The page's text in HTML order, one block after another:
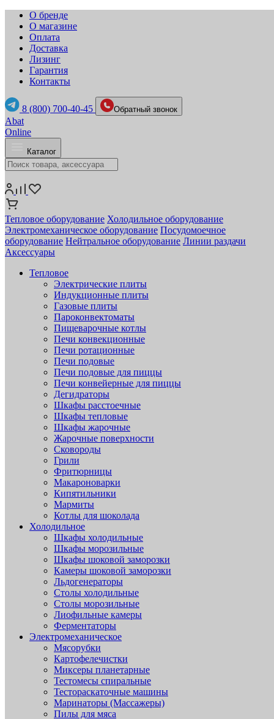
О бренде
О магазине
Оплата
Доставка
Лизинг
Гарантия
Контакты
8 (800) 700-40-45 Обратный звонок
Abat
Online
Каталог
Тепловое оборудование Холодильное оборудование
Электромеханическое оборудование Посудомоечное
оборудование Нейтральное оборудование Линии раздачи
Аксессуары
Тепловое
Электрические плиты
Индукционные плиты
Газовые плиты
Пароконвектоматы
Пищеварочные котлы
Печи конвекционные
Печи ротационные
Печи подовые
Печи подовые для пиццы
Печи конвейерные для пиццы
Дегидраторы
Шкафы расстоечные
Шкафы тепловые
Шкафы жарочные
Жарочные поверхности
Сковороды
Грили
Фритюрницы
Макароноварки
Кипятильники
Мармиты
Котлы для шоколада
Холодильное
Шкафы холодильные
Шкафы морозильные
Шкафы шоковой заморозки
Камеры шоковой заморозки
Льдогенераторы
Столы холодильные
Столы морозильные
Лиофильные камеры
Ферментаторы
Электромеханическое
Мясорубки
Картофелечистки
Миксеры планетарные
Тестомесы спиральные
Тестораскаточные машины
Маринаторы (Массажеры)
Пилы для мяса